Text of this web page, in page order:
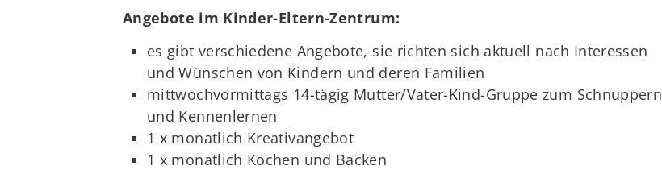
Angebote im Kinder-Eltern-Zentrum:
es gibt verschiedene Angebote, sie richten sich aktuell nach Interessen
und Wünschen von Kindern und deren Familien
mittwochvormittags 14-tägig Mutter/Vater-Kind-Gruppe zum Schnuppern
und Kennenlernen
1 x monatlich Kreativangebot
1 x monatlich Kochen und Backen